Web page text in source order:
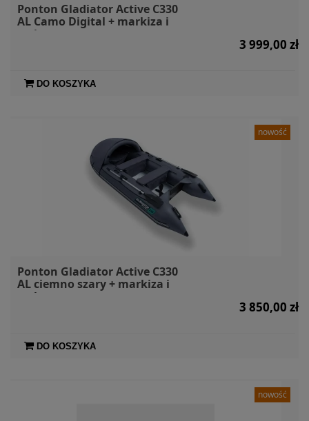
Ponton Gladiator Active C330
AL Camo Digital + markiza i
torby
3 999,00 zł
DO KOSZYKA
Ponton Gladiator Active C330
AL ciemno szary + markiza i
torby
3 850,00 zł
DO KOSZYKA
nowość
nowość